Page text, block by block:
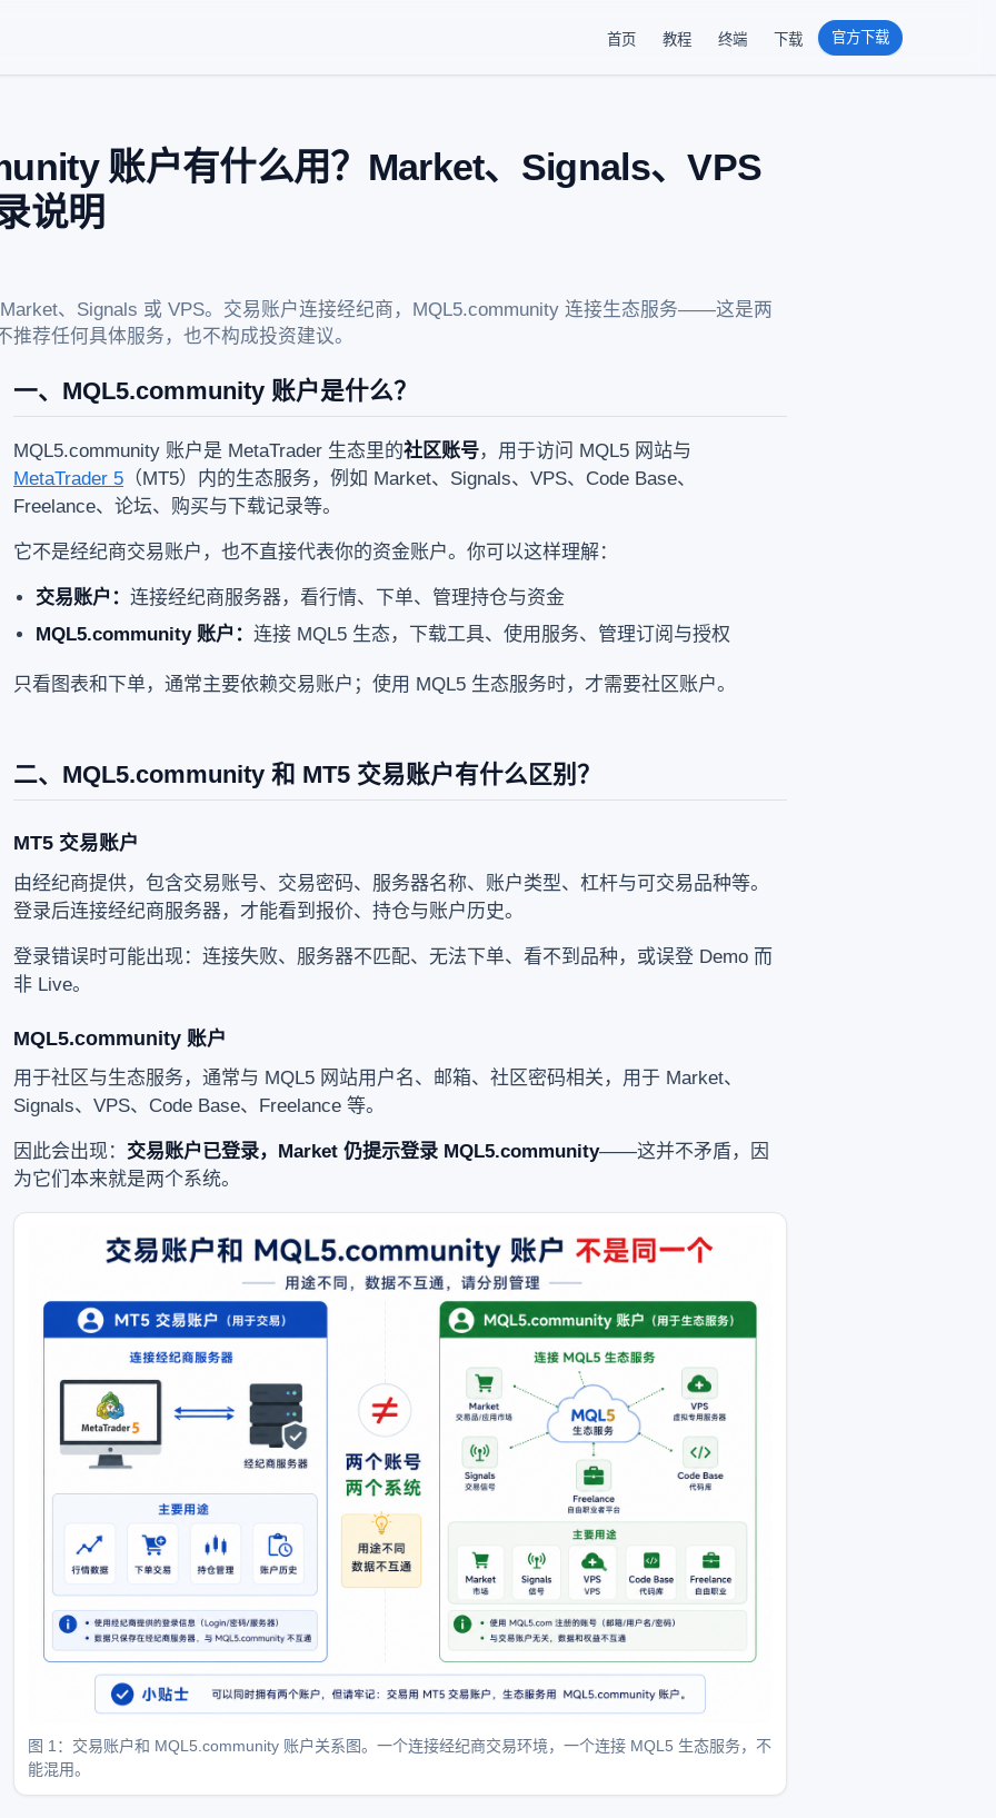
首页 教程 终端 下载 官方下载
账户有什么用？Market、Signals、VPS
说明
、Signals 或 VPS。交易账户连接经纪商，MQL5.community 连接生态服务——这是两
荐任何具体服务，也不构成投资建议。
一、MQL5.community 账户是什么？
MQL5.community 账户是 MetaTrader 生态里的社区账号，用于访问 MQL5 网站与
MetaTrader 5 （MT5）内的生态服务，例如 Market、Signals、VPS、Code Base、
Freelance、论坛、购买与下载记录等。
它不是经纪商交易账户，也不直接代表你的资金账户。你可以这样理解：
交易账户： 连接经纪商服务器，看行情、下单、管理持仓与资金
MQL5.community 账户： 连接 MQL5 生态，下载工具、使用服务、管理订阅与授权
只看图表和下单，通常主要依赖交易账户；使用 MQL5 生态服务时，才需要社区账户。
二、MQL5.community 和 MT5 交易账户有什么区别？
MT5 交易账户
由经纪商提供，包含交易账号、交易密码、服务器名称、账户类型、杠杆与可交易品种等。
登录后连接经纪商服务器，才能看到报价、持仓与账户历史。
登录错误时可能出现：连接失败、服务器不匹配、无法下单、看不到品种，或误登 Demo 而
非 Live。
MQL5.community 账户
用于社区与生态服务，通常与 MQL5 网站用户名、邮箱、社区密码相关，用于 Market、
Signals、VPS、Code Base、Freelance 等。
因此会出现： 交易账户已登录，Market 仍提示登录 MQL5.community——这并不矛盾，因
为它们本来就是两个系统。
图 1：交易账户和 MQL5.community 账户关系图。一个连接经纪商交易环境，一个连接 MQL5 生态服务，不
能混用。